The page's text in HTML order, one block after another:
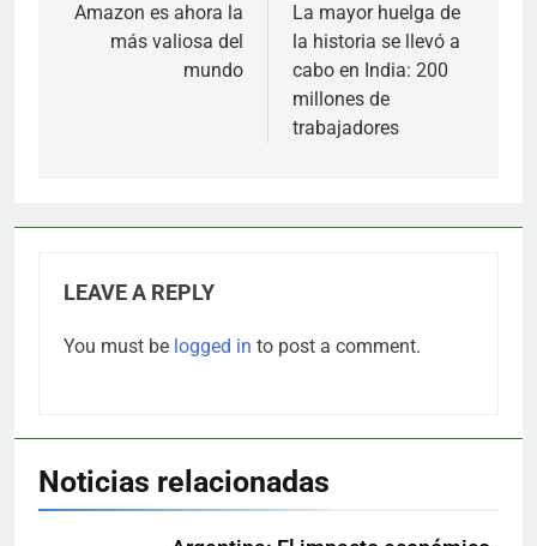
navigation
Amazon es ahora la
más valiosa del
mundo
La mayor huelga de
la historia se llevó a
cabo en India: 200
millones de
trabajadores
LEAVE A REPLY
You must be logged in to post a comment.
Noticias relacionadas